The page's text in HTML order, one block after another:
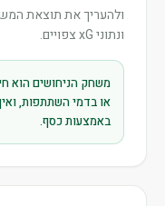
ולהעריך את תוצאת
ונתוני xG צפויים.
משחק הניחושים הוא
או בדמי השתתפות,
באמצעות כסף.